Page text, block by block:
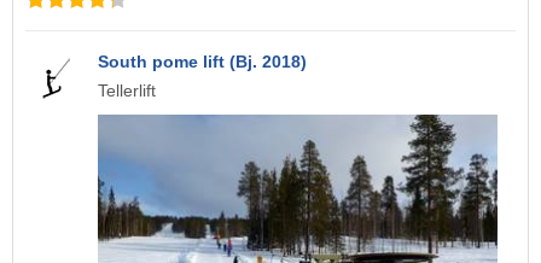
South pome lift (Bj. 2018)
Tellerlift